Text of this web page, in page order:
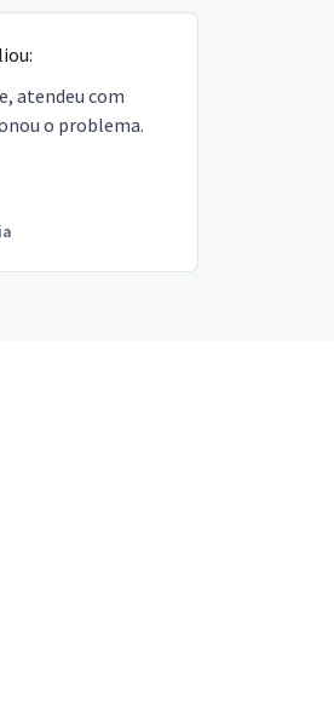
atendeu com
o problema.